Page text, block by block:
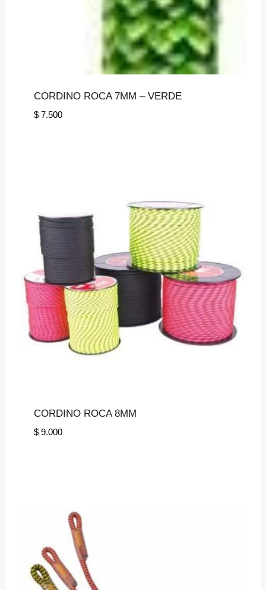
CORDINO ROCA 7MM – VERDE
$7.500
CORDINO ROCA 8MM
$9.000